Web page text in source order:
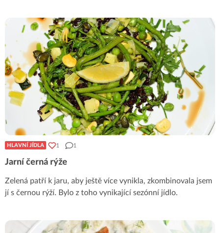
HLAVNÍ JÍDLA 1 1
Jarní černá rýže
Zelená patří k jaru, aby ještě více vynikla, zkombinovala jsem
jí s černou rýží. Bylo z toho vynikající sezónní jídlo.